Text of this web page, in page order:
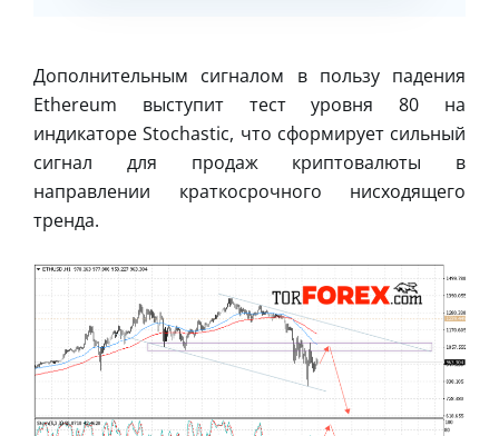
Дополнительным сигналом в пользу падения
Ethereum выступит тест уровня 80 на
индикаторе Stochastic, что сформирует сильный
сигнал для продаж криптовалюты в
направлении краткосрочного нисходящего
тренда.